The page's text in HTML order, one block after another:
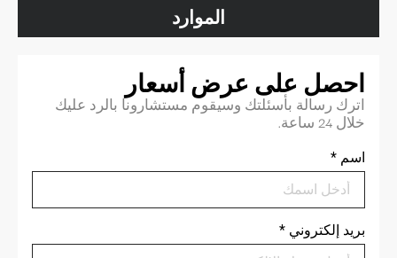
الموارد
احصل على عرض أسعار
اترك رسالة بأسئلتك وسيقوم مستشارونا بالرد عليك
خلال 24 ساعة.
اسم *
بريد إلكتروني *